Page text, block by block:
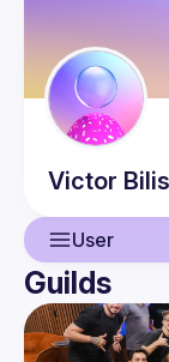
Victor Bilis
User
User
Events
Guilds